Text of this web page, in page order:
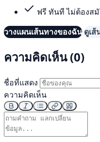
ฟรี ทันที ไม่ต้องส
วางแผนเส้นทางของฉัน ดูเส้
ความคิดเห็น (0)
ชื่อที่แสดง
ความคิดเห็น